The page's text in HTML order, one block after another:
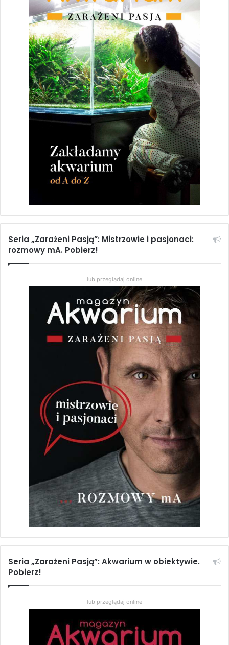
Seria „Zarażeni Pasją”: Mistrzowie i pasjonaci:
rozmowy mA. Pobierz!
lub przeglądaj online
Seria „Zarażeni Pasją”: Akwarium w obiektywie.
Pobierz!
lub przeglądaj online